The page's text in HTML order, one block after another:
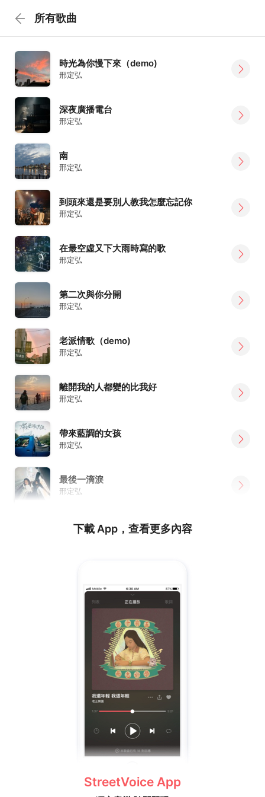
所有歌曲
時光為你慢下來（demo)
邢定弘
深夜廣播電台
邢定弘
南
邢定弘
到頭來還是要別人教我怎麼忘記你
邢定弘
在最空虛又下大雨時寫的歌
邢定弘
第二次與你分開
邢定弘
老派情歌（demo)
邢定弘
離開我的人都變的比我好
邢定弘
帶來藍調的女孩
邢定弘
最後一滴淚
邢定弘
下載 App，查看更多內容
StreetVoice App